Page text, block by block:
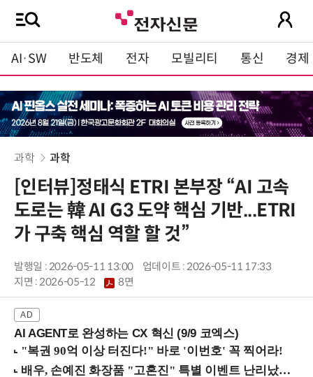
AI·SW 반도체 전자 모빌리티 통신 경제
과학 과학
[인터뷰]정태식 ETRI 본부장 “AI 고속
도로는 韓 AI G3 도약 핵심 기반...ETRI
가 구축 핵심 역할 할 것”
발행일 : 2026-05-11 13:00
업데이트 : 2026-05-11 17:33
지면 :2026-05-12 8면
AI AGENT로 완성하는 CX 혁신 (9/9 코엑스)